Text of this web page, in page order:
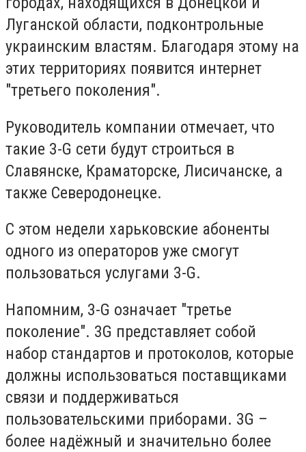
Луганской области, подконтрольные
украинским властям. Благодаря этому на
этих территориях появится интернет
"третьего поколения".
Руководитель компании отмечает, что
такие 3-G сети будут строиться в
Славянске, Краматорске, Лисичанске, а
также Северодонецке.
С этом недели харьковские абоненты
одного из операторов уже смогут
пользоваться услугами 3-G.
Напомним, 3-G означает "третье
поколение". 3G представляет собой
набор стандартов и протоколов, которые
должны использоваться поставщиками
связи и поддерживаться
пользовательскими приборами. 3G –
более надёжный и значительно более